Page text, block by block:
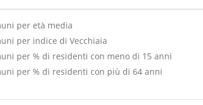
per età media
per indice di Vecchiaia
per % di residenti con meno di 15 anni
per % di residenti con più di 64 anni